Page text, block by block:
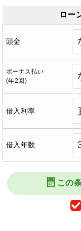
ロー
頭金
ボーナス払い
(年2回)
借入利率
借入年数
この